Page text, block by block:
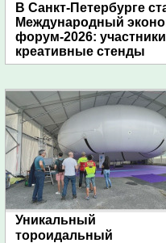
В Санкт-Петербурге
Международный
форум-2026:
креативные стенды
Уникальный
тороидальный